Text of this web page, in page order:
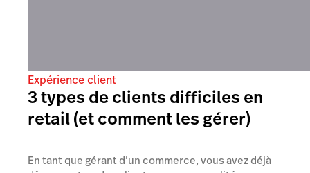
Expérience client
3 types de clients difficiles en
retail (et comment les gérer)
En tant que gérant d’un commerce, vous avez déjà